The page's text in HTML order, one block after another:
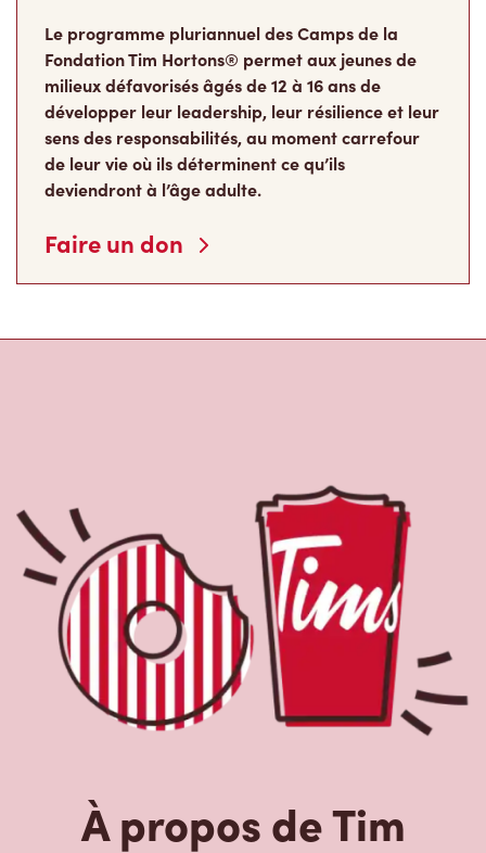
Le programme pluriannuel des Camps de la
Fondation Tim Hortons® permet aux jeunes de
milieux défavorisés âgés de 12 à 16 ans de
développer leur leadership, leur résilience et leur
sens des responsabilités, au moment carrefour
de leur vie où ils déterminent ce qu’ils
deviendront à l’âge adulte.
Faire un don
À propos de Tim